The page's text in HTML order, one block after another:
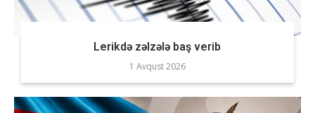
Lerikdə zəlzələ baş verib
1 Avqust 2026